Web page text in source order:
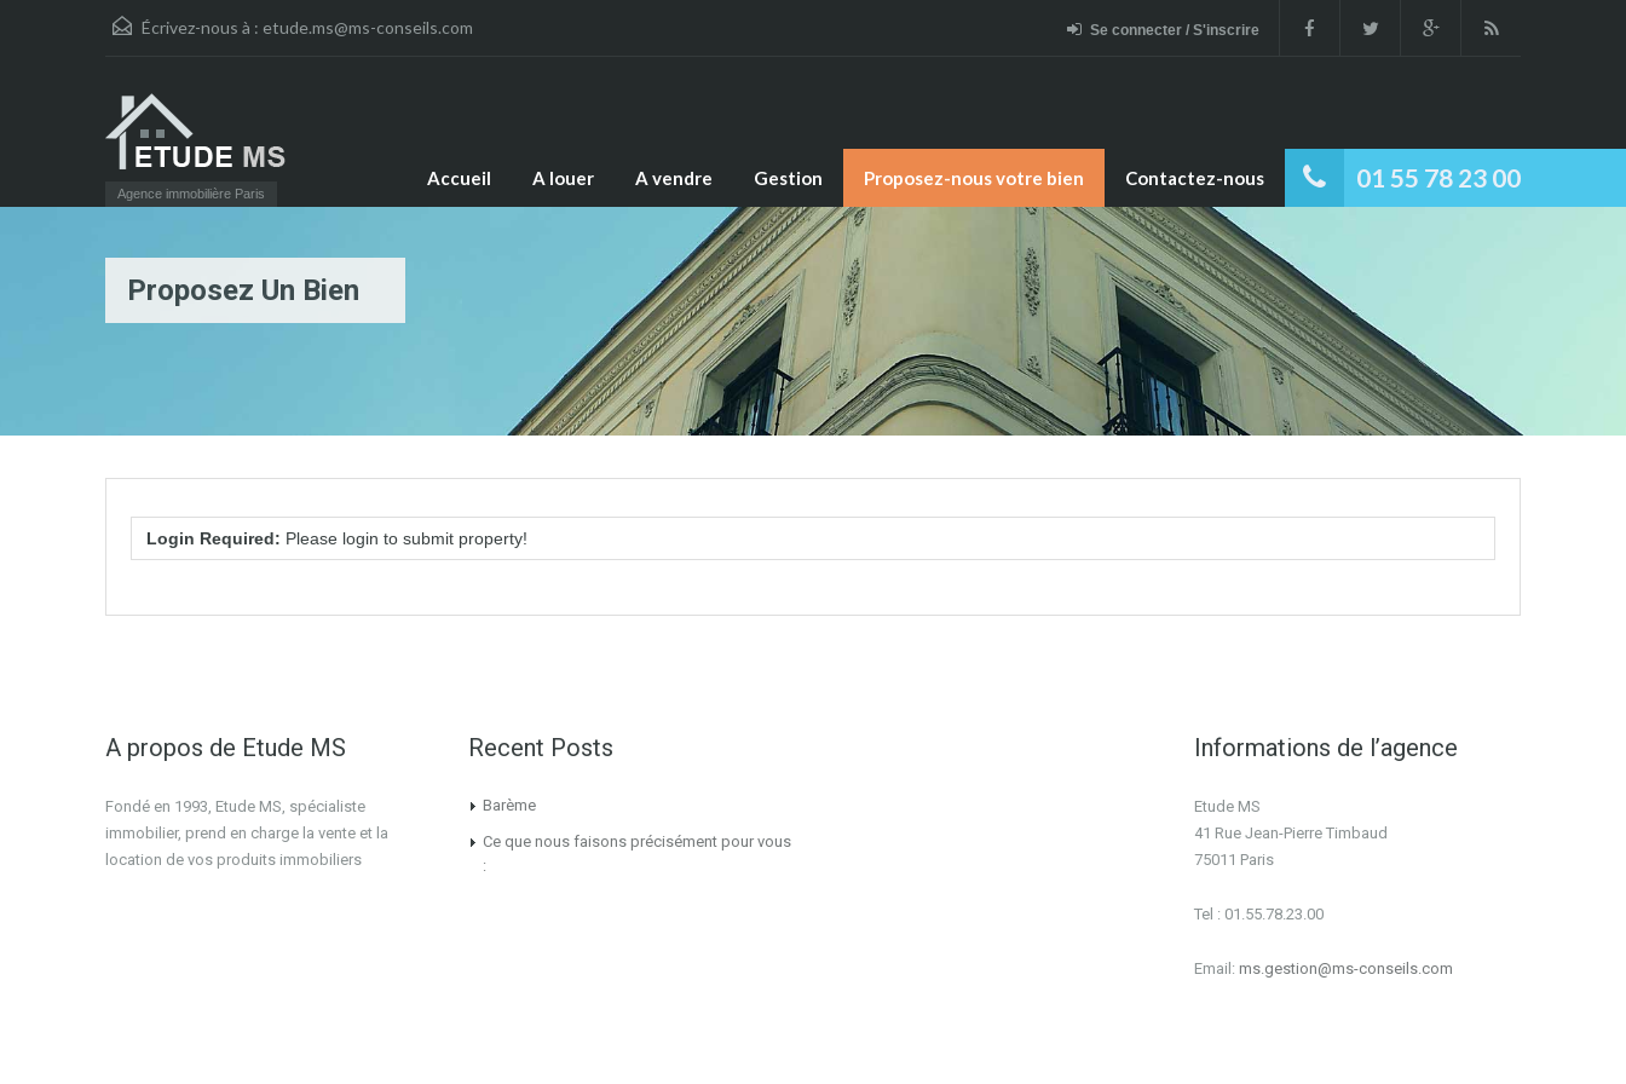
Écrivez-nous à : etude.ms@ms-conseils.com Se connecter / S'inscrire
Agence immobilière Paris
01 55 78 23 00
Accueil A louer A vendre Gestion Proposez-nous votre bien Contactez-nous
Proposez Un Bien
Login Required: Please login to submit property!
A propos de Etude MS
Fondé en 1993, Etude MS, spécialiste
immobilier, prend en charge la vente et la
location de vos produits immobiliers
Recent Posts
Barème
Ce que nous faisons précisément pour vous
:
Informations de l’agence
Etude MS
41 Rue Jean-Pierre Timbaud
75011 Paris
Tel : 01.55.78.23.00
Email: ms.gestion@ms-conseils.com